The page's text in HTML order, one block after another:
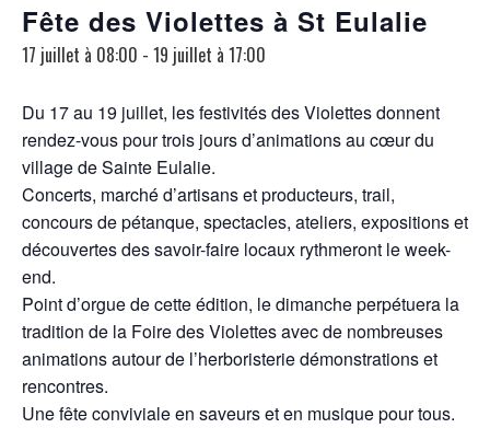
Fête des Violettes à St Eulalie
17 juillet à 08:00 - 19 juillet à 17:00
Du 17 au 19 juillet, les festivités des Violettes donnent
rendez-vous pour trois jours d’animations au cœur du
village de Sainte Eulalie.
Concerts, marché d’artisans et producteurs, trail,
concours de pétanque, spectacles, ateliers, expositions et
découvertes des savoir-faire locaux rythmeront le week-
end.
Point d’orgue de cette édition, le dimanche perpétuera la
tradition de la Foire des Violettes avec de nombreuses
animations autour de l’herboristerie démonstrations et
rencontres.
Une fête conviviale en saveurs et en musique pour tous.